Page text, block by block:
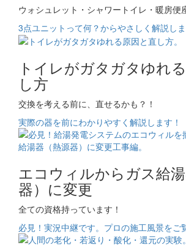
ウォシュレット・シャワートイレ・暖房便
3点ユニットって何？からやさしく解説しま
トイレがガタガタゆれ
し方
交換を考える前に、直せるかも？！
実際の器を前にわかりやすく解説します！
エコウィルからガス給
器）に変更
全ての資格持っています！
必見！実況中継です。プロの施工風景をご